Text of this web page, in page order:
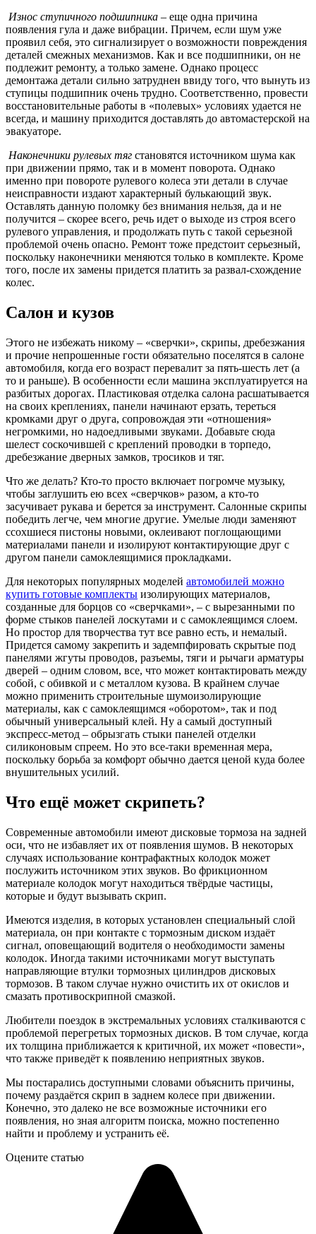
Износ ступичного подшипника – еще одна причина
появления гула и даже вибрации. Причем, если шум уже
проявил себя, это сигнализирует о возможности повреждения
деталей смежных механизмов. Как и все подшипники, он не
подлежит ремонту, а только замене. Однако процесс
демонтажа детали сильно затруднен ввиду того, что вынуть из
ступицы подшипник очень трудно. Соответственно, провести
восстановительные работы в «полевых» условиях удается не
всегда, и машину приходится доставлять до автомастерской на
эвакуаторе.
Наконечники рулевых тяг становятся источником шума как
при движении прямо, так и в момент поворота. Однако
именно при повороте рулевого колеса эти детали в случае
неисправности издают характерный булькающий звук.
Оставлять данную поломку без внимания нельзя, да и не
получится – скорее всего, речь идет о выходе из строя всего
рулевого управления, и продолжать путь с такой серьезной
проблемой очень опасно. Ремонт тоже предстоит серьезный,
поскольку наконечники меняются только в комплекте. Кроме
того, после их замены придется платить за развал-схождение
колес.
Салон и кузов
Этого не избежать никому – «сверчки», скрипы, дребезжания
и прочие непрошенные гости обязательно поселятся в салоне
автомобиля, когда его возраст перевалит за пять-шесть лет (а
то и раньше). В особенности если машина эксплуатируется на
разбитых дорогах. Пластиковая отделка салона расшатывается
на своих креплениях, панели начинают ерзать, тереться
кромками друг о друга, сопровождая эти «отношения»
негромкими, но надоедливыми звуками. Добавьте сюда
шелест соскочившей с креплений проводки в торпедо,
дребезжание дверных замков, тросиков и тяг.
Что же делать? Кто-то просто включает погромче музыку,
чтобы заглушить ею всех «сверчков» разом, а кто-то
засучивает рукава и берется за инструмент. Салонные скрипы
победить легче, чем многие другие. Умелые люди заменяют
ссохшиеся пистоны новыми, оклеивают поглощающими
материалами панели и изолируют контактирующие друг с
другом панели самоклеящимися прокладками.
Для некоторых популярных моде­лей автомобилей можно
купить готовые комплекты изолирующих материалов,
созданные для борцов со «сверчками», – с вырезанными по
форме стыков панелей лоскутами и с самоклеящимся слоем.
Но простор для творчества тут все равно есть, и немалый.
Придется самому закрепить и задемпфировать скрытые под
панелями жгуты проводов, разъемы, тяги и рычаги арматуры
дверей – одним словом, все, что может контактировать между
собой, с обивкой и с металлом кузова. В крайнем случае
можно применить строительные шумоизолирующие
материалы, как с самоклеящимся «оборотом», так и под
обычный универсальный клей. Ну а самый доступный
экспресс-метод – обрызгать стыки панелей отделки
силиконовым спреем. Но это все-таки временная мера,
поскольку борьба за комфорт обычно дается ценой куда более
внушительных усилий.
Что ещё может скрипеть?
Современные автомобили имеют дисковые тормоза на задней
оси, что не избавляет их от появления шумов. В некоторых
случаях использование контрафактных колодок может
послужить источником этих звуков. Во фрикционном
материале колодок могут находиться твёрдые частицы,
которые и будут вызывать скрип.
Имеются изделия, в которых установлен специальный слой
материала, он при контакте с тормозным диском издаёт
сигнал, оповещающий водителя о необходимости замены
колодок. Иногда такими источниками могут выступать
направляющие втулки тормозных цилиндров дисковых
тормозов. В таком случае нужно очистить их от окислов и
смазать противоскрипной смазкой.
Любители поездок в экстремальных условиях сталкиваются с
проблемой перегретых тормозных дисков. В том случае, когда
их толщина приближается к критичной, их может «повести»,
что также приведёт к появлению неприятных звуков.
Мы постарались доступными словами объяснить причины,
почему раздаётся скрип в заднем колесе при движении.
Конечно, это далеко не все возможные источники его
появления, но зная алгоритм поиска, можно постепенно
найти и проблему и устранить её.
Оцените статью